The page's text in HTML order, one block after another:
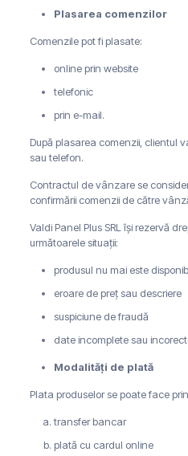
Plasarea comenzilor
Comenzile pot fi plasate:
online prin website
telefonic
prin e-mail.
După plasarea comenzii, clientul
sau telefon.
Contractul de vânzare se
confirmării comenzii de către
Valdi Panel Plus SRL își rezervă
următoarele situații:
produsul nu mai este
eroare de preț sau descriere
suspiciune de fraudă
date incomplete sau
Modalități de plată
Plata produselor se poate face
transfer bancar
plată cu cardul online